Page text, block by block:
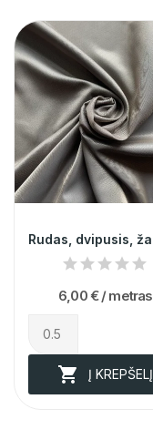
6,00 € / metras
 Į KREPŠELĮ